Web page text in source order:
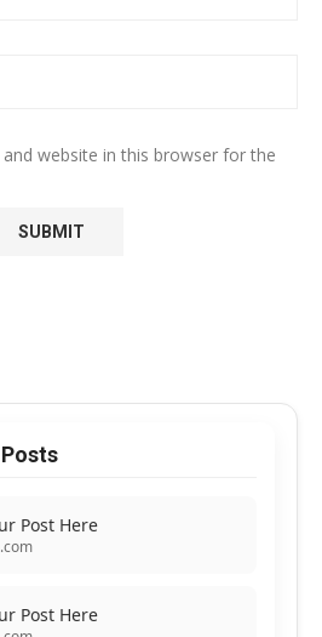
website in this browser for the
Post Here
Post Here